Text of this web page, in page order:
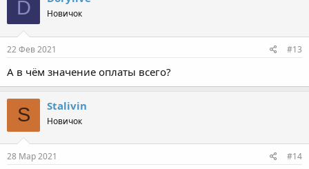
D Новичок
22 Фев 2021 #13
А в чём значение оплаты всего?
S Stalivin
Новичок
28 Мар 2021 #14